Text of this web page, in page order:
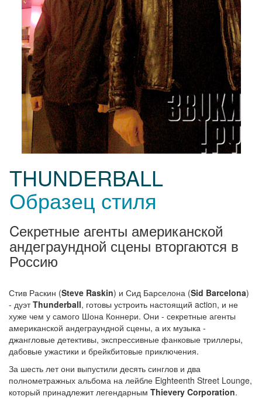
THUNDERBALL
Образец стиля
Cекретные агенты американской
андеграундной сцены вторгаются в
Россию
Стив Раскин (Steve Raskin) и Сид Барселона (Sid Barcelona)
- дуэтThunderball, готовы устроить настоящий action, и не
хуже чем у самого Шона Коннери. Они - секретные агенты
американской андеграундной сцены, а их музыка -
джангловые детективы, экспрессивные фанковые триллеры,
дабовые ужастики и брейкбитовые приключения.
За шесть лет они выпустили десять синглов и два
полнометражных альбома на лейбле Eighteenth Street Lounge,
который принадлежит легендарным Thievery Corporation.